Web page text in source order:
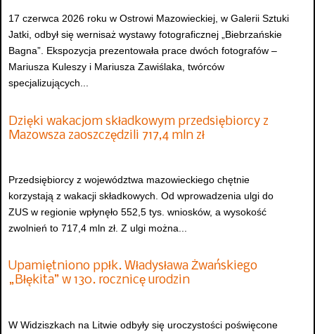
17 czerwca 2026 roku w Ostrowi Mazowieckiej, w Galerii Sztuki
Jatki, odbył się wernisaż wystawy fotograficznej „Biebrzańskie
Bagna”. Ekspozycja prezentowała prace dwóch fotografów –
Mariusza Kuleszy i Mariusza Zawiślaka, twórców
specjalizujących...
Dzięki wakacjom składkowym przedsiębiorcy z
Mazowsza zaoszczędzili 717,4 mln zł
Przedsiębiorcy z województwa mazowieckiego chętnie
korzystają z wakacji składkowych. Od wprowadzenia ulgi do
ZUS w regionie wpłynęło 552,5 tys. wniosków, a wysokość
zwolnień to 717,4 mln zł. Z ulgi można...
Upamiętniono ppłk. Władysława Żwańskiego
„Błękita” w 130. rocznicę urodzin
W Widziszkach na Litwie odbyły się uroczystości poświęcone